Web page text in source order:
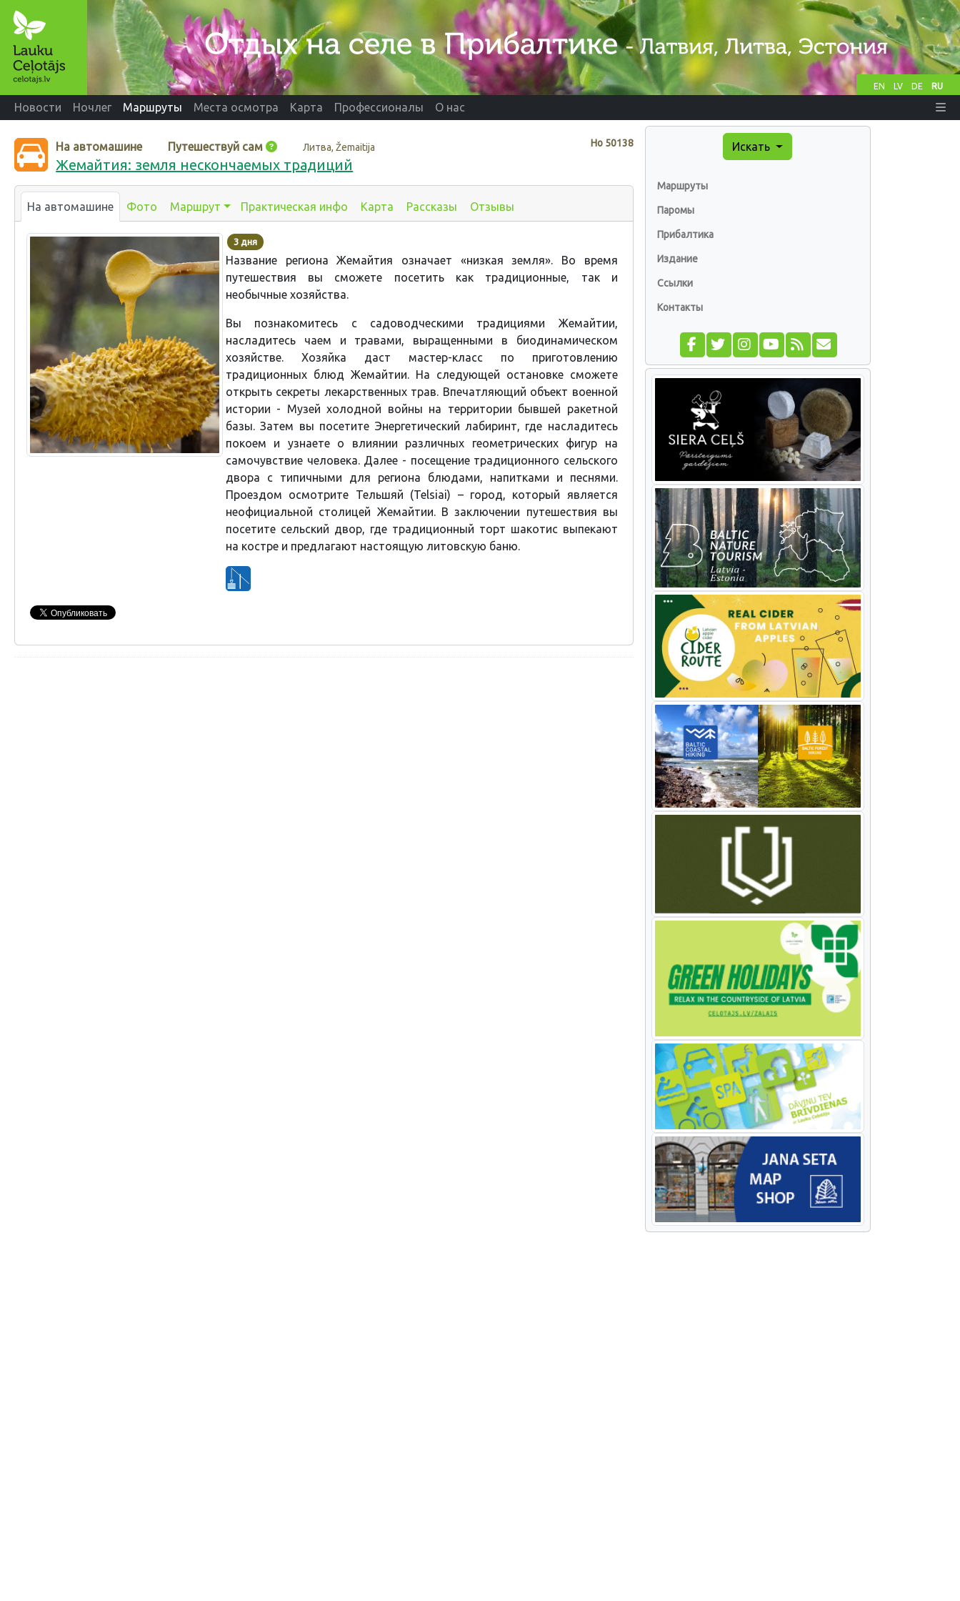
EN LV DE RU
Новости Ночлег Маршруты Места осмотра Карта Профессионалы О нас
Нo 50138
На автомашине Путешествуй сам Литва, Žemaitija
Жемайтия: земля нескончаемых традиций
На автомашине Фото Маршрут Практическая инфо Карта Рассказы Отзывы
3 дня
Название региона Жемайтия означает «низкая земля». Во время
путешествия вы сможете посетить как традиционные, так и
необычные хозяйства.
Вы познакомитесь с садоводческими традициями Жемайтии,
насладитесь чаем и травами, выращенными в биодинамическом
хозяйстве. Хозяйка даст мастер-класс по приготовлению
традиционных блюд Жемайтии. На следующей остановке сможете
открыть секреты лекарственных трав. Впечатляющий объект военной
истории - Музей холодной войны на территории бывшей ракетной
базы. Затем вы посетите Энергетический лабиринт, где насладитесь
покоем и узнаете о влиянии различных геометрических фигур на
самочувствие человека. Далее - посещение традиционного сельского
двора с типичными для региона блюдами, напитками и песнями.
Проездом осмотрите Тельшяй (Telsiai) – город, который является
неофициальной столицей Жемайтии. В заключении путешествия вы
посетите сельский двор, где традиционный торт шакотис выпекают
на костре и предлагают настоящую литовскую баню.
Искать
Маршруты
Паромы
Прибалтика
Издание
Ссылки
Контакты